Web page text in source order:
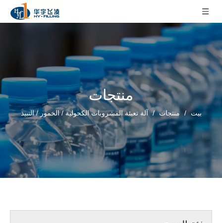
منتجات
بيت / منتجات / آلة تعبئة المشروبات الكحولية / الخمور / النبيذ